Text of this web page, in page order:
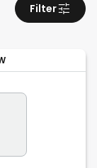
Filter